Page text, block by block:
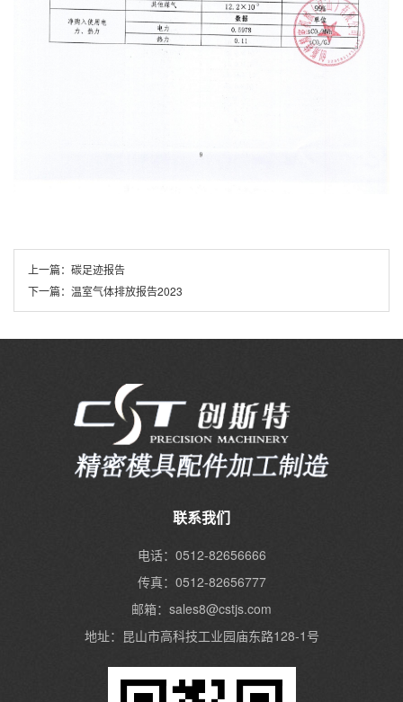
上一篇： 碳足迹报告
下一篇： 温室气体排放报告2023
联系我们
电话：0512-82656666
传真：0512-82656777
邮箱：sales8@cstjs.com
地址：昆山市高科技工业园庙东路128-1号